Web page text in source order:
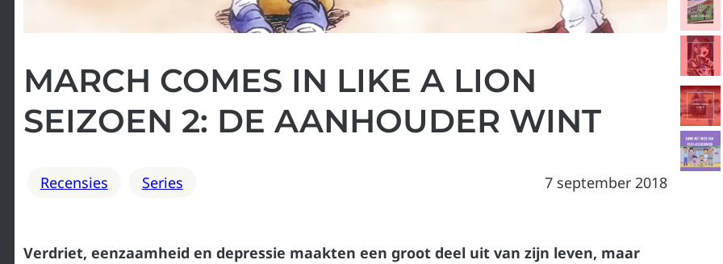
MARCH COMES IN LIKE A LION
SEIZOEN 2: DE AANHOUDER WINT
Recensies Series 7 september 2018
Verdriet, eenzaamheid en depressie maakten een groot deel uit van zijn leven, maar